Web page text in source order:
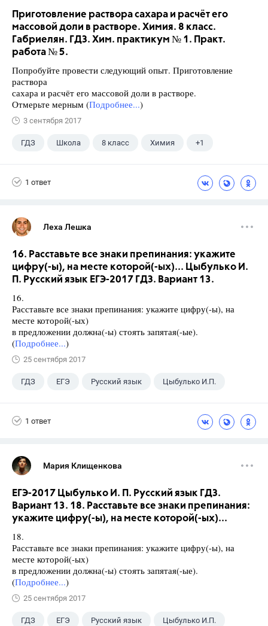
Приготовление раствора сахара и расчёт его
массовой доли в растворе. Химия. 8 класс.
Габриелян. ГДЗ. Хим. практикум № 1. Практ.
работа № 5.
Попробуйте провести следующий опыт. Приготовление
раствора
сахара и расчёт его массовой доли в растворе.
Отмерьте мерным (Подробнее...)
3 сентября 2017
ГДЗ Школа 8 класс Химия +1
1 ответ
Леха Лешка
16. Расставьте все знаки препинания: укажите
цифру(-ы), на месте которой(-ых)... Цыбулько И.
П. Русский язык ЕГЭ-2017 ГДЗ. Вариант 13.
16.
Расставьте все знаки препинания: укажите цифру(-ы), на
месте которой(-ых)
в предложении должна(-ы) стоять запятая(-ые).
(Подробнее...)
25 сентября 2017
ГДЗ ЕГЭ Русский язык Цыбулько И.П.
1 ответ
Мария Клищенкова
ЕГЭ-2017 Цыбулько И. П. Русский язык ГДЗ.
Вариант 13. 18. Расставьте все знаки препинания:
укажите цифру(-ы), на месте которой(-ых)...
18.
Расставьте все знаки препинания: укажите цифру(-ы), на
месте которой(-ых)
в предложении должна(-ы) стоять запятая(-ые).
(Подробнее...)
25 сентября 2017
ГДЗ ЕГЭ Русский язык Цыбулько И.П.